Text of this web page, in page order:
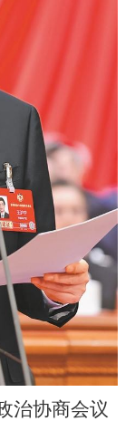
治协商会议